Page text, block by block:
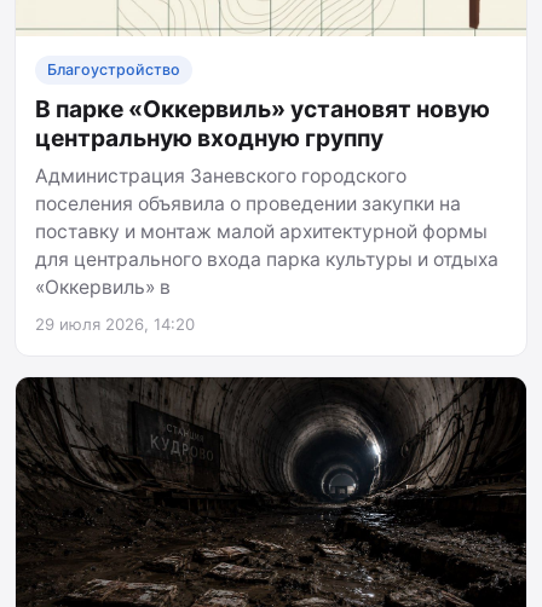
Благоустройство
В парке «Оккервиль» установят новую
центральную входную группу
Администрация Заневского городского
поселения объявила о проведении закупки на
поставку и монтаж малой архитектурной формы
для центрального входа парка культуры и отдыха
«Оккервиль» в
29 июля 2026, 14:20